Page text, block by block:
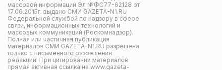
массовой информации Эл №ФС77-62128 от
17.06.2015г. выдано СМИ GAZETA-N1.RU
Федеральной службой по надзору в сфере
связи, информационных технологий и
массовых коммуникаций (Роскомнадзор).
Полная или частичная публикация
материалов СМИ GAZETA-N1.RU разрешена
только с письменного разрешения
редакции! При цитировании материалов
прямая активная ссылка на www.gazeta-